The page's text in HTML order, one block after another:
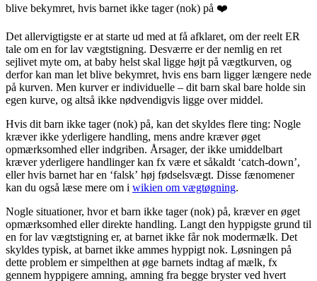
blive bekymret, hvis barnet ikke tager (nok) på ❤️
Det allervigtigste er at starte ud med at få afklaret, om der reelt ER
tale om en for lav vægtstigning. Desværre er der nemlig en ret
sejlivet myte om, at baby helst skal ligge højt på vægtkurven, og
derfor kan man let blive bekymret, hvis ens barn ligger længere nede
på kurven. Men kurver er individuelle – dit barn skal bare holde sin
egen kurve, og altså ikke nødvendigvis ligge over middel.
Hvis dit barn ikke tager (nok) på, kan det skyldes flere ting: Nogle
kræver ikke yderligere handling, mens andre kræver øget
opmærksomhed eller indgriben. Årsager, der ikke umiddelbart
kræver yderligere handlinger kan fx være et såkaldt ‘catch-down’,
eller hvis barnet har en ‘falsk’ høj fødselsvægt. Disse fænomener
kan du også læse mere om i wikien om vægtøgning.
Nogle situationer, hvor et barn ikke tager (nok) på, kræver en øget
opmærksomhed eller direkte handling. Langt den hyppigste grund til
en for lav vægtstigning er, at barnet ikke får nok modermælk. Det
skyldes typisk, at barnet ikke ammes hyppigt nok. Løsningen på
dette problem er simpelthen at øge barnets indtag af mælk, fx
gennem hyppigere amning, amning fra begge bryster ved hvert